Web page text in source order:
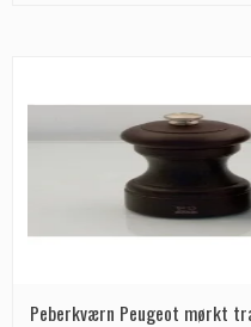
Peberkværn Peugeot mørkt